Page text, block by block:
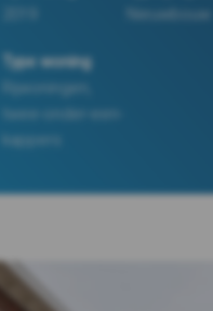
Nieuwbouw
Type woning
Rijwoningen,
twee-onder-een-
kappers